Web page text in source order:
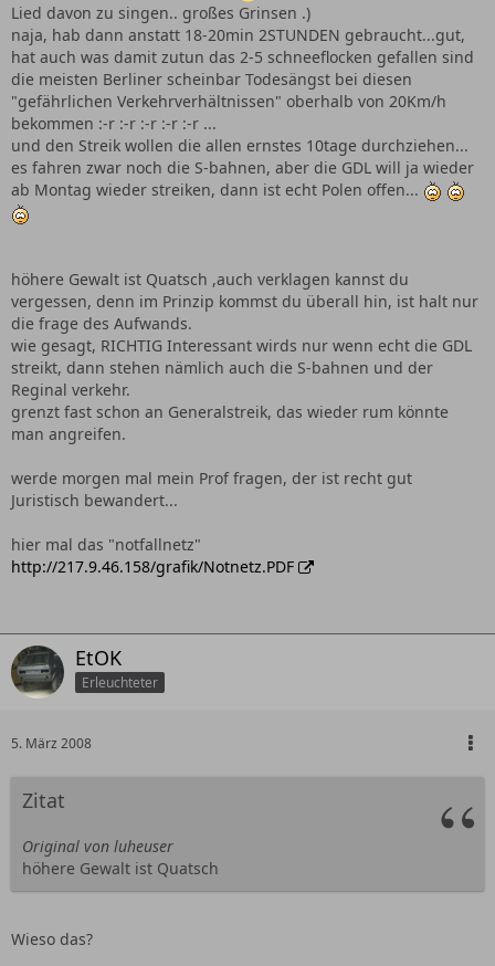
Lied davon zu singen.. großes Grinsen .)
naja, hab dann anstatt 18-20min 2STUNDEN gebraucht...gut,
hat auch was damit zutun das 2-5 schneeflocken gefallen sind
die meisten Berliner scheinbar Todesängst bei diesen
"gefährlichen Verkehrverhältnissen" oberhalb von 20Km/h
bekommen :-r :-r :-r :-r :-r ...
und den Streik wollen die allen ernstes 10tage durchziehen...
es fahren zwar noch die S-bahnen, aber die GDL will ja wieder
ab Montag wieder streiken, dann ist echt Polen offen...
höhere Gewalt ist Quatsch ,auch verklagen kannst du
vergessen, denn im Prinzip kommst du überall hin, ist halt nur
die frage des Aufwands.
wie gesagt, RICHTIG Interessant wirds nur wenn echt die GDL
streikt, dann stehen nämlich auch die S-bahnen und der
Reginal verkehr.
grenzt fast schon an Generalstreik, das wieder rum könnte
man angreifen.
werde morgen mal mein Prof fragen, der ist recht gut
Juristisch bewandert...
hier mal das "notfallnetz"
http://217.9.46.158/grafik/Notnetz.PDF
EtOK
Erleuchteter
5. März 2008
Zitat
Original von luheuser
höhere Gewalt ist Quatsch
Wieso das?